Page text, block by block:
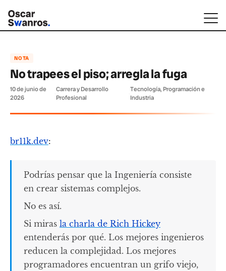
NOTA
No trapees el piso; arregla la fuga
10 de junio de
2026
Carrera y Desarrollo
Profesional
Tecnología, Programación e
Industria
br11k.dev:
Podrías pensar que la Ingeniería consiste
en crear sistemas complejos.
No es así.
Si miras la charla de Rich Hickey
entenderás por qué. Los mejores ingenieros
reducen la complejidad. Los mejores
programadores encuentran un grifo viejo,